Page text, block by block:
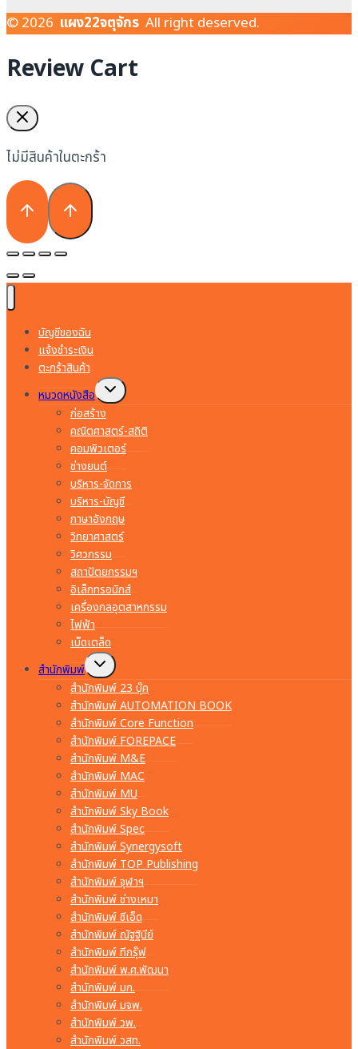
© 2026 แผง22จตุจักร All right deserved.
Review Cart
ไม่มีสินค้าในตะกร้า
บัญชีของฉัน
แจ้งชำระเงิน
ตะกร้าสินค้า
หมวดหนังสือ
Toggle
child
menu
ก่อสร้าง
คณิตศาสตร์-สถิติ
คอมพิวเตอร์
ช่างยนต์
บริหาร-จัดการ
บริหาร-บัญชี
ภาษาอังกฤษ
วิทยาศาสตร์
วิศวกรรม
สถาปัตยกรรมฯ
อิเล็กทรอนิกส์
เครื่องกลอุตสาหกรรม
ไฟฟ้า
เบ็ดเตล็ด
สำนักพิมพ์
Toggle
child
menu
สำนักพิมพ์ 23 บุ๊ค
สำนักพิมพ์ AUTOMATION BOOK
สำนักพิมพ์ Core Function
สำนักพิมพ์ FOREPACE
สำนักพิมพ์ M&E
สำนักพิมพ์ MAC
สำนักพิมพ์ MU
สำนักพิมพ์ Sky Book
สำนักพิมพ์ Spec
สำนักพิมพ์ Synergysoft
สำนักพิมพ์ TOP Publishing
สำนักพิมพ์ จุฬาฯ
สำนักพิมพ์ ช่างเหมา
สำนักพิมพ์ ซีเอ็ด
สำนักพิมพ์ ณัฐฐินีย์
สำนักพิมพ์ ทีกรุ๊ฟ
สำนักพิมพ์ พ.ศ.พัฒนา
สำนักพิมพ์ มก.
สำนักพิมพ์ มจพ.
สำนักพิมพ์ วพ.
สำนักพิมพ์ วสท.